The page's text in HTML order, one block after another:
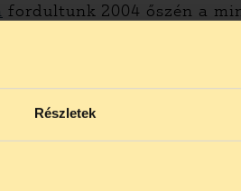
Részletek
fordultunk 2004 őszén a